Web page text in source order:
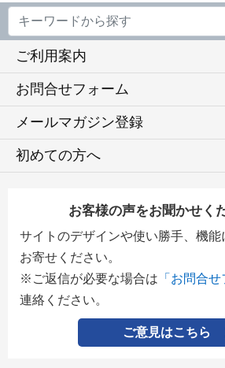
ご利用案内
お問合せフォーム
メールマガジン登録
初めての方へ
お客様の声をお聞かせく
サイトのデザインや使い勝手、機能
お寄せください。
※ご返信が必要な場合は 「お問合せ
連絡ください。
ご意見はこちら